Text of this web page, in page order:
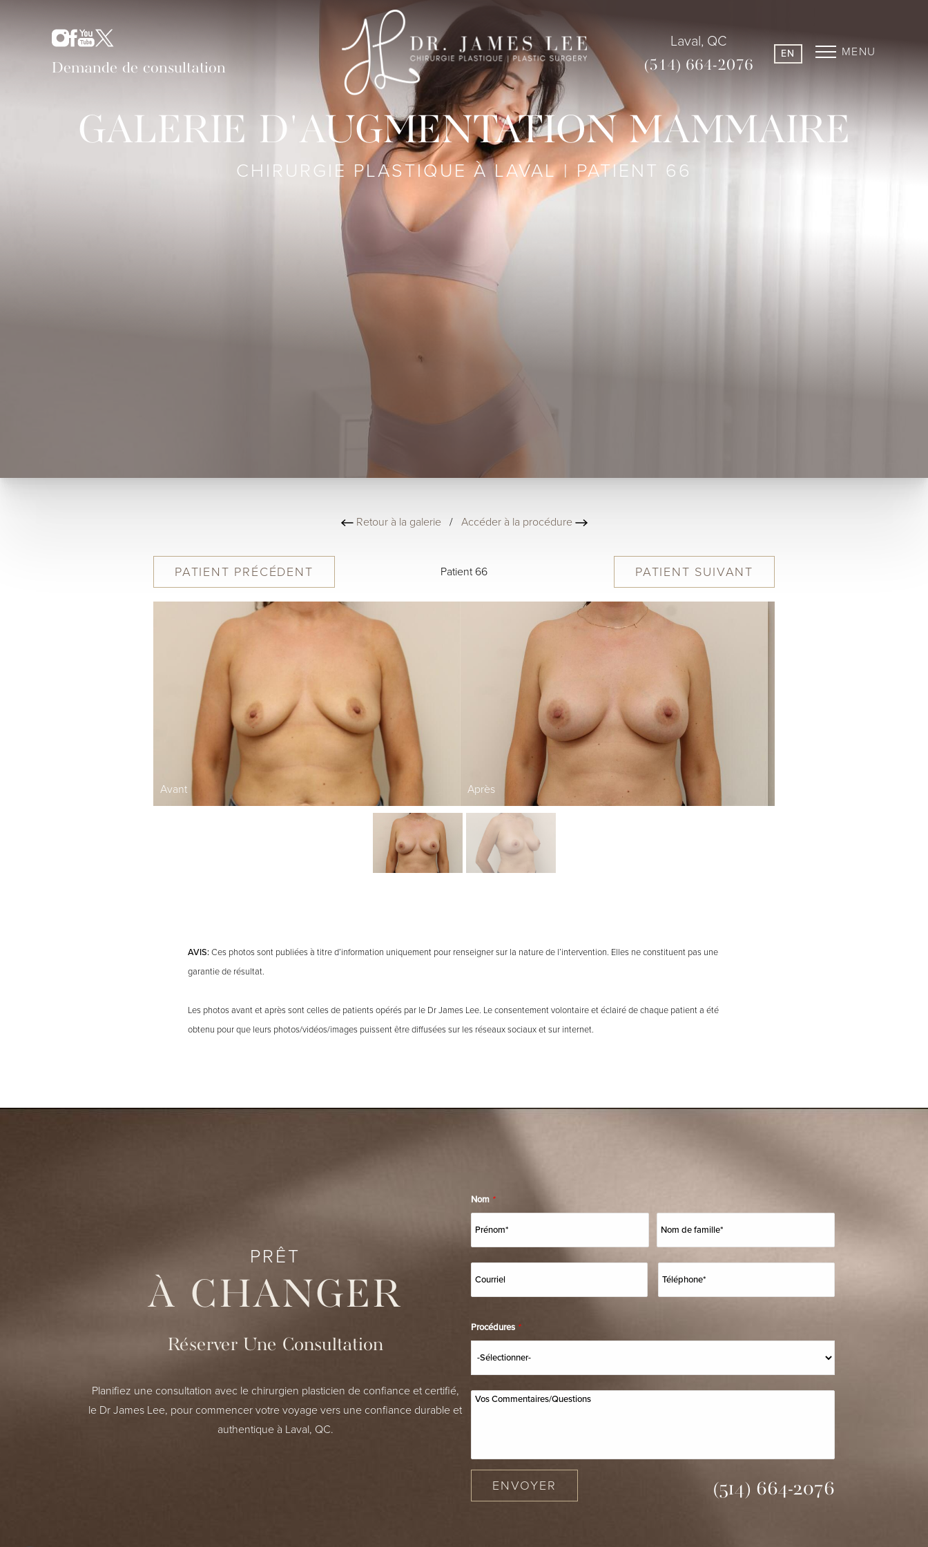
Demande de consultation
Laval, QC
(514) 664-2076
EN MENU
GALERIE D'AUGMENTATION MAMMAIRE
CHIRURGIE PLASTIQUE À LAVAL | PATIENT 66
Retour à la galerie/ Accéder à la procédure
PATIENT PRÉCÉDENT Patient 66 PATIENT SUIVANT
Avant Après
AVIS:Ces photos sont publiées à titre d’information uniquement pour renseigner sur la nature de l’intervention. Elles ne constituent pas une
garantie de résultat.
Les photos avant et après sont celles de patients opérés par le Dr James Lee. Le consentement volontaire et éclairé de chaque patient a été
obtenu pour que leurs photos/vidéos/images puissent être diffusées sur les réseaux sociaux et sur internet.
PRÊT
À CHANGER
Réserver Une Consultation
Planifiez une consultation avec le chirurgien plasticien de confiance et certifié,
le Dr James Lee, pour commencer votre voyage vers une confiance durable et
authentique à Laval, QC.
Nom *
Procédures *
ENVOYER (514) 664-2076